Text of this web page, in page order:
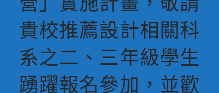
貴校推薦設計相關科
系之二、三年級學生
踴躍報名參加，並歡